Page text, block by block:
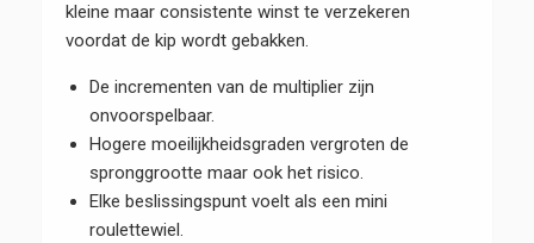
kleine maar consistente winst te verzekeren
voordat de kip wordt gebakken.
De incrementen van de multiplier zijn
onvoorspelbaar.
Hogere moeilijkheidsgraden vergroten de
spronggrootte maar ook het risico.
Elke beslissingspunt voelt als een mini
roulettewiel.